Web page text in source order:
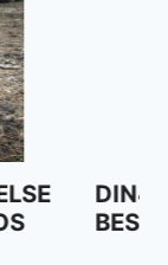
ISOLERTE